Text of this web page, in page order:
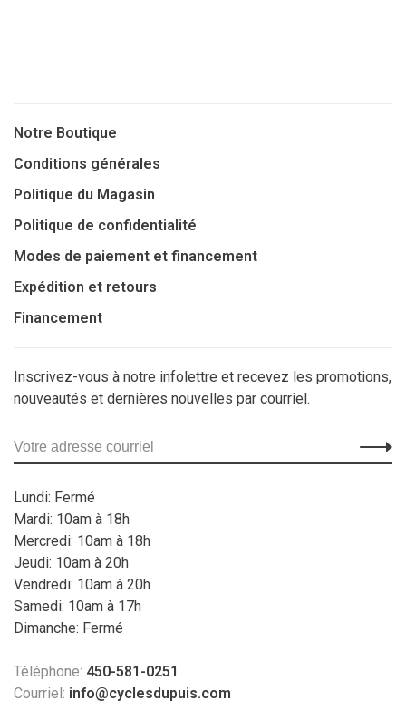
Notre Boutique
Conditions générales
Politique du Magasin
Politique de confidentialité
Modes de paiement et financement
Expédition et retours
Financement
Inscrivez-vous à notre infolettre et recevez les promotions,
nouveautés et dernières nouvelles par courriel.
Lundi: Fermé
Mardi: 10am à 18h
Mercredi: 10am à 18h
Jeudi: 10am à 20h
Vendredi: 10am à 20h
Samedi: 10am à 17h
Dimanche: Fermé
Téléphone: 450-581-0251
Courriel: info@cyclesdupuis.com